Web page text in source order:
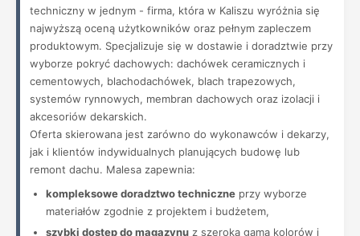
techniczny w jednym - firma, która w Kaliszu wyróżnia się
najwyższą oceną użytkowników oraz pełnym zapleczem
produktowym. Specjalizuje się w dostawie i doradztwie przy
wyborze pokryć dachowych: dachówek ceramicznych i
cementowych, blachodachówek, blach trapezowych,
systemów rynnowych, membran dachowych oraz izolacji i
akcesoriów dekarskich.
Oferta skierowana jest zarówno do wykonawców i dekarzy,
jak i klientów indywidualnych planujących budowę lub
remont dachu. Malesa zapewnia:
kompleksowe doradztwo techniczne przy wyborze
materiałów zgodnie z projektem i budżetem,
szybki dostęp do magazynu z szeroką gamą kolorów i